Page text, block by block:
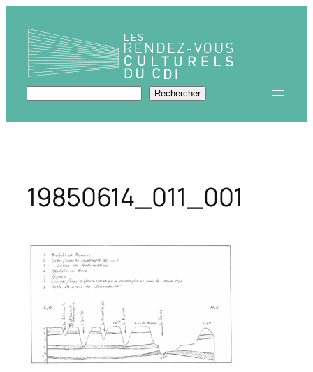
contenu
Rechercher Rechercher
19850614_011_001